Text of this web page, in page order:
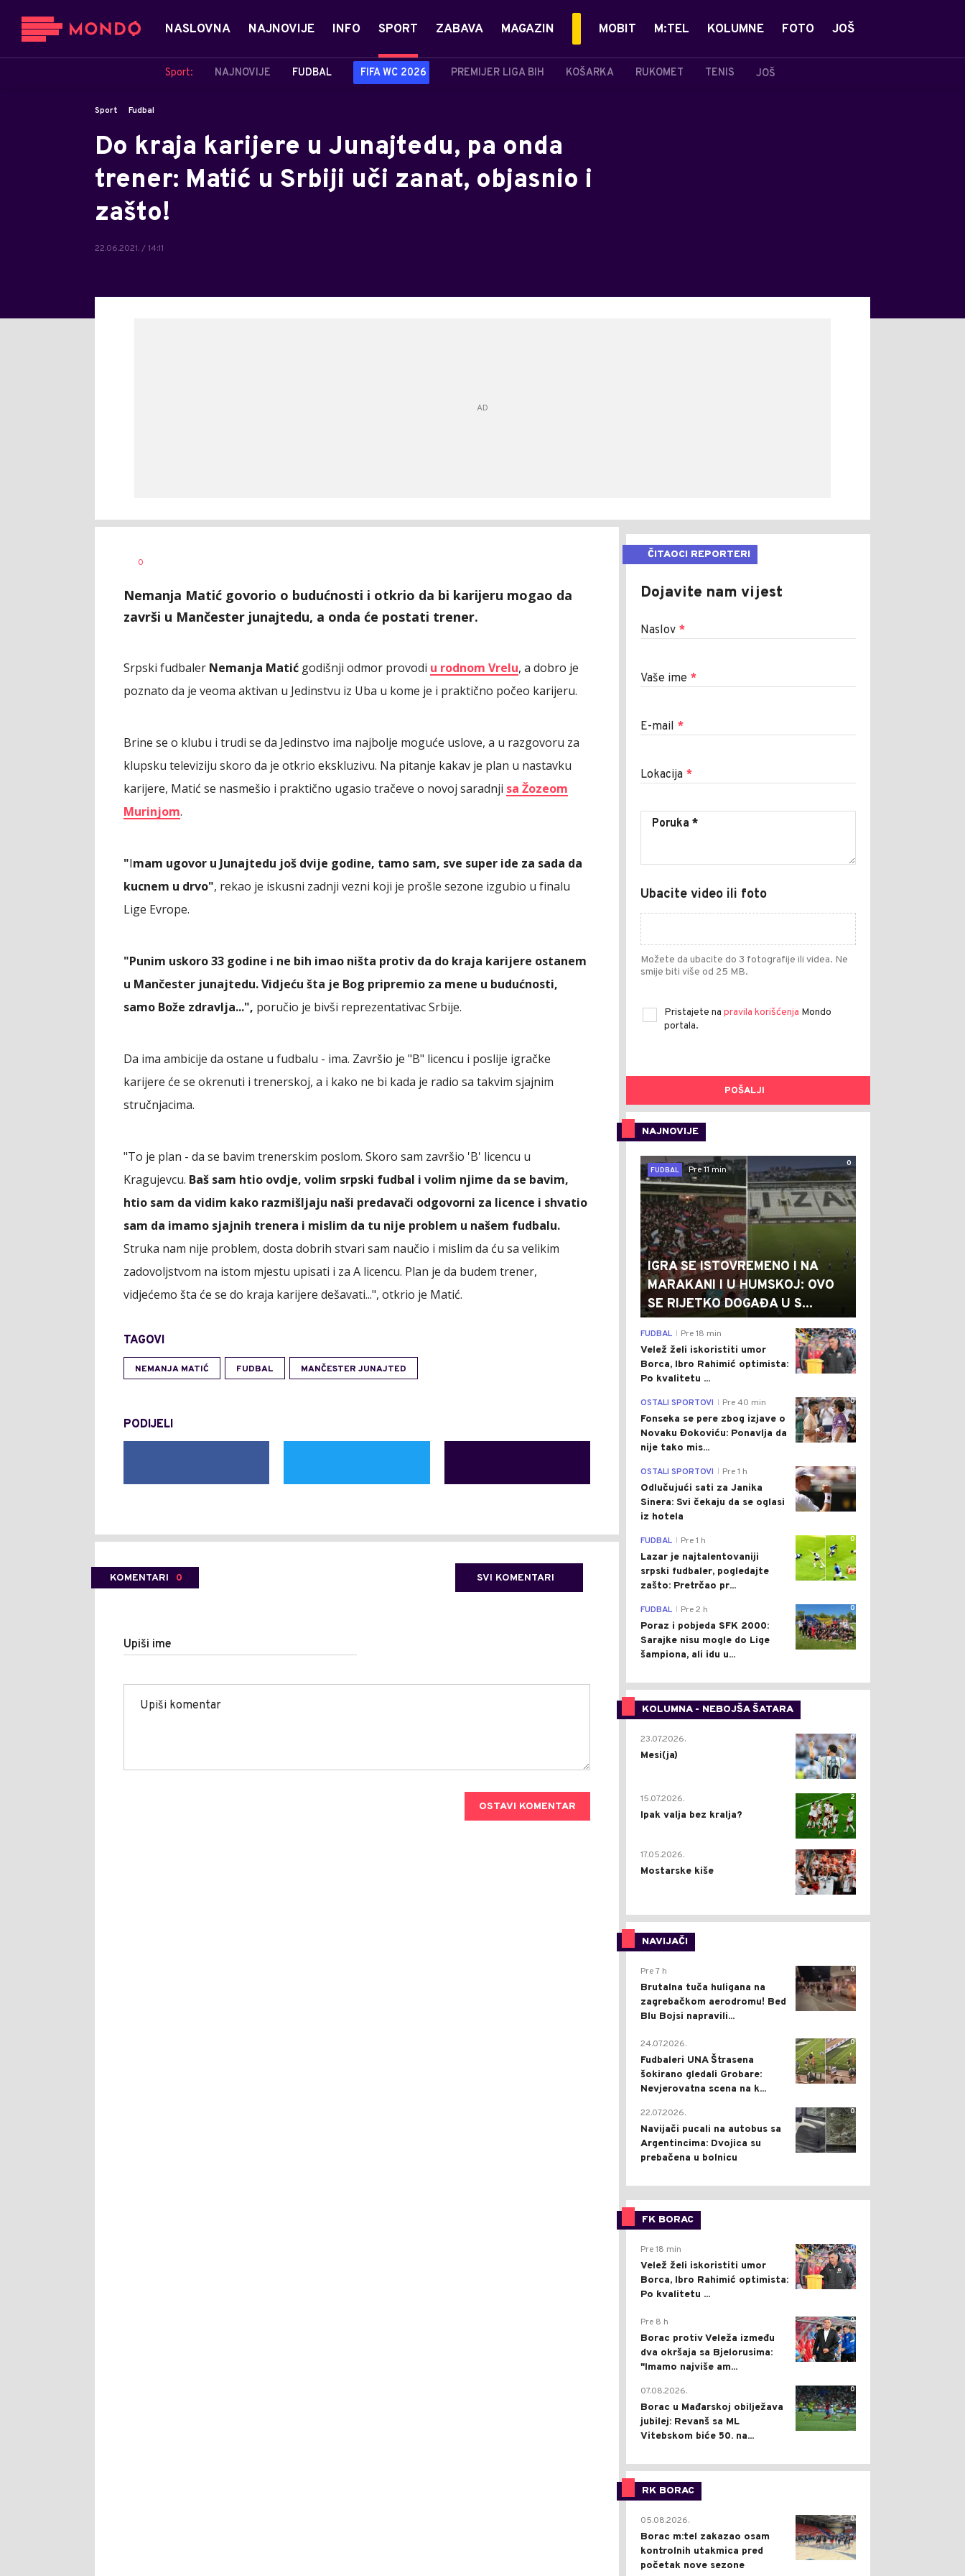
NASLOVNA NAJNOVIJE INFO SPORT
Sport: NAJNOVIJE FUDBAL FIFA WC 2026 PREMIJER LIGA BIH KOŠARKA RUKOMET TENIS JOŠ
ZABAVA MAGAZIN MOBIT M:TEL KOLUMNE FOTO JOŠ
Sport Fudbal
Do kraja karijere u Junajtedu, pa onda
trener: Matić u Srbiji uči zanat, objasnio i
zašto!
22.06.2021. / 14:11
AUTOR
0
Nemanja Matić govorio o budućnosti i otkrio da bi karijeru mogao da
završi u Mančester junajtedu, a onda će postati trener.
Srpski fudbaler Nemanja Matić godišnji odmor provodi u rodnom Vrelu, a dobro je
poznato da je veoma aktivan u Jedinstvu iz Uba u kome je i praktično počeo karijeru.
Brine se o klubu i trudi se da Jedinstvo ima najbolje moguće uslove, a u razgovoru za
klupsku televiziju skoro da je otkrio ekskluzivu. Na pitanje kakav je plan u nastavku
karijere, Matić se nasmešio i praktično ugasio tračeve o novoj saradnji sa Žozeom
Murinjom.
"Imam ugovor u Junajtedu još dvije godine, tamo sam, sve super ide za sada da
kucnem u drvo", rekao je iskusni zadnji vezni koji je prošle sezone izgubio u finalu
Lige Evrope.
"Punim uskoro 33 godine i ne bih imao ništa protiv da do kraja karijere ostanem
u Mančester junajtedu. Vidjeću šta je Bog pripremio za mene u budućnosti,
samo Bože zdravlja...", poručio je bivši reprezentativac Srbije.
Da ima ambicije da ostane u fudbalu - ima. Završio je "B" licencu i poslije igračke
karijere će se okrenuti i trenerskoj, a i kako ne bi kada je radio sa takvim sjajnim
stručnjacima.
"To je plan - da se bavim trenerskim poslom. Skoro sam završio 'B' licencu u
Kragujevcu. Baš sam htio ovdje, volim srpski fudbal i volim njime da se bavim,
htio sam da vidim kako razmišljaju naši predavači odgovorni za licence i shvatio
sam da imamo sjajnih trenera i mislim da tu nije problem u našem fudbalu.
Struka nam nije problem, dosta dobrih stvari sam naučio i mislim da ću sa velikim
zadovoljstvom na istom mjestu upisati i za A licencu. Plan je da budem trener,
vidjećemo šta će se do kraja karijere dešavati...", otkrio je Matić.
TAGOVI
NEMANJA MATIĆ FUDBAL MANČESTER JUNAJTED
PODIJELI
KOMENTARI 0 SVI KOMENTARI
Upiši ime
OSTAVI KOMENTAR
ČITAOCI REPORTERI
Dojavite nam vijest
Naslov *
Vaše ime *
E-mail *
Lokacija *
Ubacite video ili foto
Možete da ubacite do 3 fotografije ili videa. Ne
smije biti više od 25 MB.
Pristajete na pravila korišćenja Mondo
portala.
POŠALJI
NAJNOVIJE
0
FUDBAL
Pre 11 min
IGRA SE ISTOVREMENO I NA
MARAKANI I U HUMSKOJ: OVO
SE RIJETKO DOGAĐA U S...
0
FUDBAL Pre 18 min
Velež želi iskoristiti umor
Borca, Ibro Rahimić optimista:
Po kvalitetu ...
0
OSTALI SPORTOVI Pre 40 min
Fonseka se pere zbog izjave o
Novaku Đokoviću: Ponavlja da
nije tako mis...
0
OSTALI SPORTOVI Pre 1 h
Odlučujući sati za Janika
Sinera: Svi čekaju da se oglasi
iz hotela
0
FUDBAL Pre 1 h
Lazar je najtalentovaniji
srpski fudbaler, pogledajte
zašto: Pretrčao pr...
0
FUDBAL Pre 2 h
Poraz i pobjeda SFK 2000:
Sarajke nisu mogle do Lige
šampiona, ali idu u...
KOLUMNA - NEBOJŠA ŠATARA
0
23.07.2026.
Mesi(ja)
2
15.07.2026.
Ipak valja bez kralja?
0
17.05.2026.
Mostarske kiše
NAVIJAČI
0
Pre 7 h
Brutalna tuča huligana na
zagrebačkom aerodromu! Bed
Blu Bojsi napravili...
0
24.07.2026.
Fudbaleri UNA Štrasena
šokirano gledali Grobare:
Nevjerovatna scena na k...
0
22.07.2026.
Navijači pucali na autobus sa
Argentincima: Dvojica su
prebačena u bolnicu
FK BORAC
0
Pre 18 min
Velež želi iskoristiti umor
Borca, Ibro Rahimić optimista:
Po kvalitetu ...
0
Pre 8 h
Borac protiv Veleža između
dva okršaja sa Bjelorusima:
"Imamo najviše am...
0
07.08.2026.
Borac u Mađarskoj obilježava
jubilej: Revanš sa ML
Vitebskom biće 50. na...
RK BORAC
0
05.08.2026.
Borac m:tel zakazao osam
kontrolnih utakmica pred
početak nove sezone